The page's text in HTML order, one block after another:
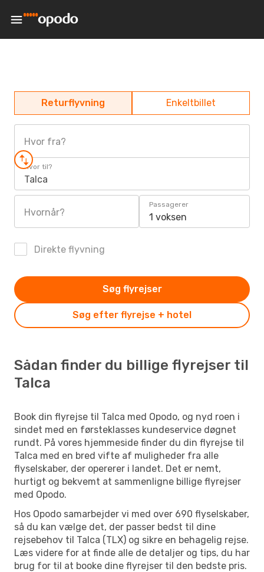
Returflyvning Enkeltbillet
Hvor fra?
Hvor til?
Talca
Hvornår?
Passagerer
1 voksen
Direkte flyvning
Søg efter flyrejse + hotel
Søg flyrejser
Sådan finder du billige flyrejser til
Talca
Book din flyrejse til Talca med Opodo, og nyd roen i
sindet med en førsteklasses kundeservice døgnet
rundt. På vores hjemmeside finder du din flyrejse til
Talca med en bred vifte af muligheder fra alle
flyselskaber, der opererer i landet. Det er nemt,
hurtigt og bekvemt at sammenligne billige flyrejser
med Opodo.
Hos Opodo samarbejder vi med over 690 flyselskaber,
så du kan vælge det, der passer bedst til dine
rejsebehov til Talca (TLX) og sikre en behagelig rejse.
Læs videre for at finde alle de detaljer og tips, du har
brug for til at booke dine flyrejser til den bedste pris.